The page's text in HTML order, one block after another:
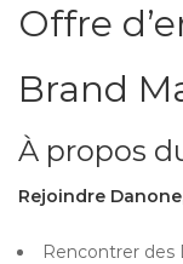
Offre
Brand
À propos
Rejoindre
Rencontrer des